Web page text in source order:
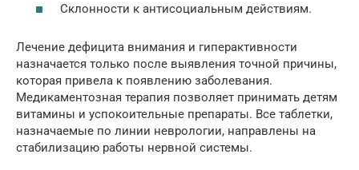
Склонности к антисоциальным действиям.
Лечение дефицита внимания и гиперактивности
назначается только после выявления точной причины,
которая привела к появлению заболевания.
Медикаментозная терапия позволяет принимать детям
витамины и успокоительные препараты. Все таблетки,
назначаемые по линии неврологии, направлены на
стабилизацию работы нервной системы.